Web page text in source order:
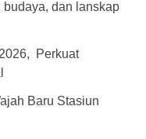
dan lanskap
Perkuat
Baru Stasiun